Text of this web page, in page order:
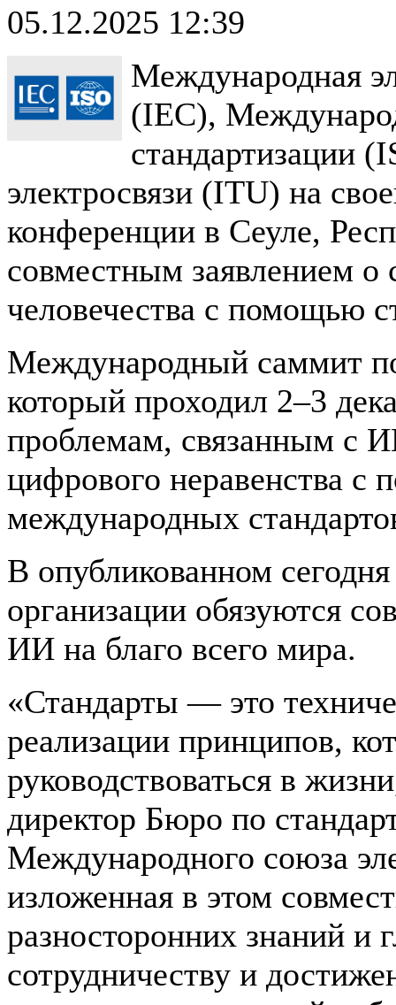
05.12.2025 12:39
Международная
(IEC),
стандартизации
электросвязи (ITU) на
конференции в Сеуле,
совместным заявлением о
человечества с помощью
Международный саммит
который проходил 2–3
проблемам, связанным с
цифрового неравенства
международных
В опубликованном
организации обязуются
ИИ на благо всего мира.
«Стандарты — это
реализации принципов,
руководствоваться в
директор Бюро по
Международного союза
изложенная в этом
разносторонних знаний и
сотрудничеству и